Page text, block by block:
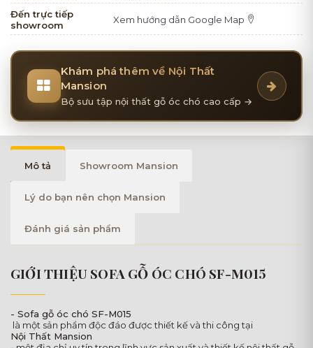
Đến trực tiếp
showroom
Xem hướng dẫn Google Map
Khám phá thêm về Nội Thất
Mansion
Bộ sưu tập nội thất gỗ óc chó cao cấp →
Mô tả Showroom Mansion
Lý do bạn nên chọn Mansion
Đánh giá sản phẩm
GIỚI THIỆU SOFA GỖ ÓC CHÓ SF-M015
- Sofa gỗ óc chó SF-M015
là một sản phẩm độc đáo được thiết kế và thi công tại
Nội Thất Mansion